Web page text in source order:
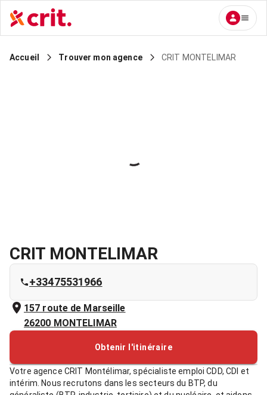
Accueil Trouver mon agence CRIT MONTELIMAR
CRIT MONTELIMAR
+33475531966
157 route de Marseille
26200 MONTELIMAR
Obtenir l'itinéraire
Votre agence CRIT Montélimar, spécialiste emploi CDD, CDI et
intérim. Nous recrutons dans les secteurs du BTP, du